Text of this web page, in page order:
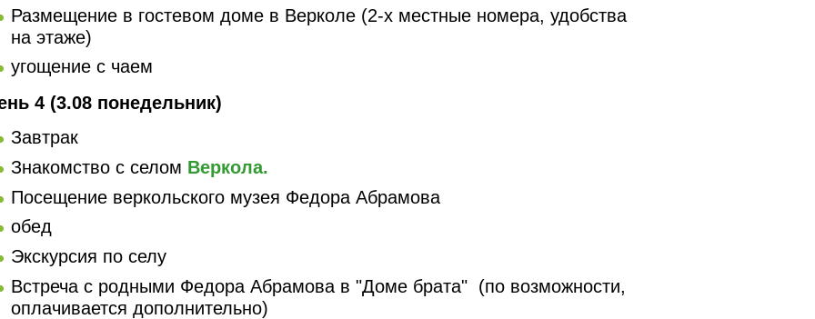
Размещение в гостевом доме в Верколе (2-х местные номера, удобства
на этаже)
угощение с чаем
4 (3.08 понедельник)
Завтрак
Знакомство с селом Веркола.
Посещение веркольского музея Федора Абрамова
обед
Экскурсия по селу
Встреча с родными Федора Абрамова в "Доме брата" (по возможности,
оплачивается дополнительно)